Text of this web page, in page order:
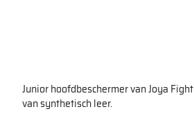
Junior hoofdbeschermer van Joya
van synthetisch leer.